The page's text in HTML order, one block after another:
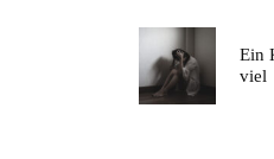
Ein
viel